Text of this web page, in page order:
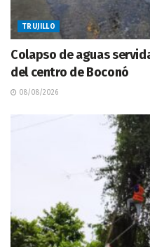
TRUJILLO
Colapso de aguas
del centro de Boconó
08/08/2026